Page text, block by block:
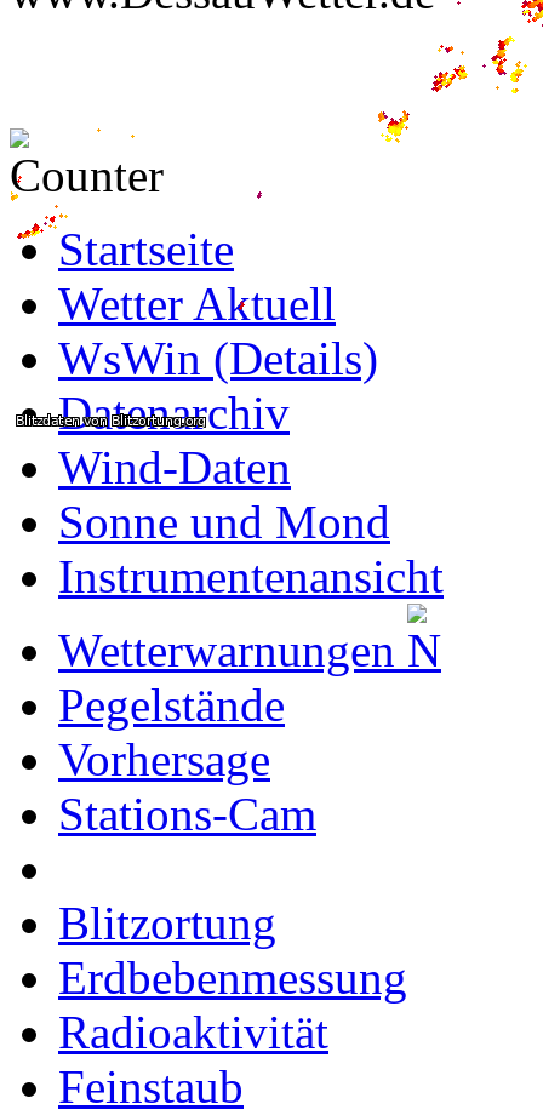
Startseite
Wetter Aktuell
WsWin (Details)
Datenarchiv
Wind-Daten
Sonne und Mond
Instrumentenansicht
Wetterwarnungen
Pegelstände
Vorhersage
Stations-Cam
Blitzortung
Erdbebenmessung
Radioaktivität
Feinstaub